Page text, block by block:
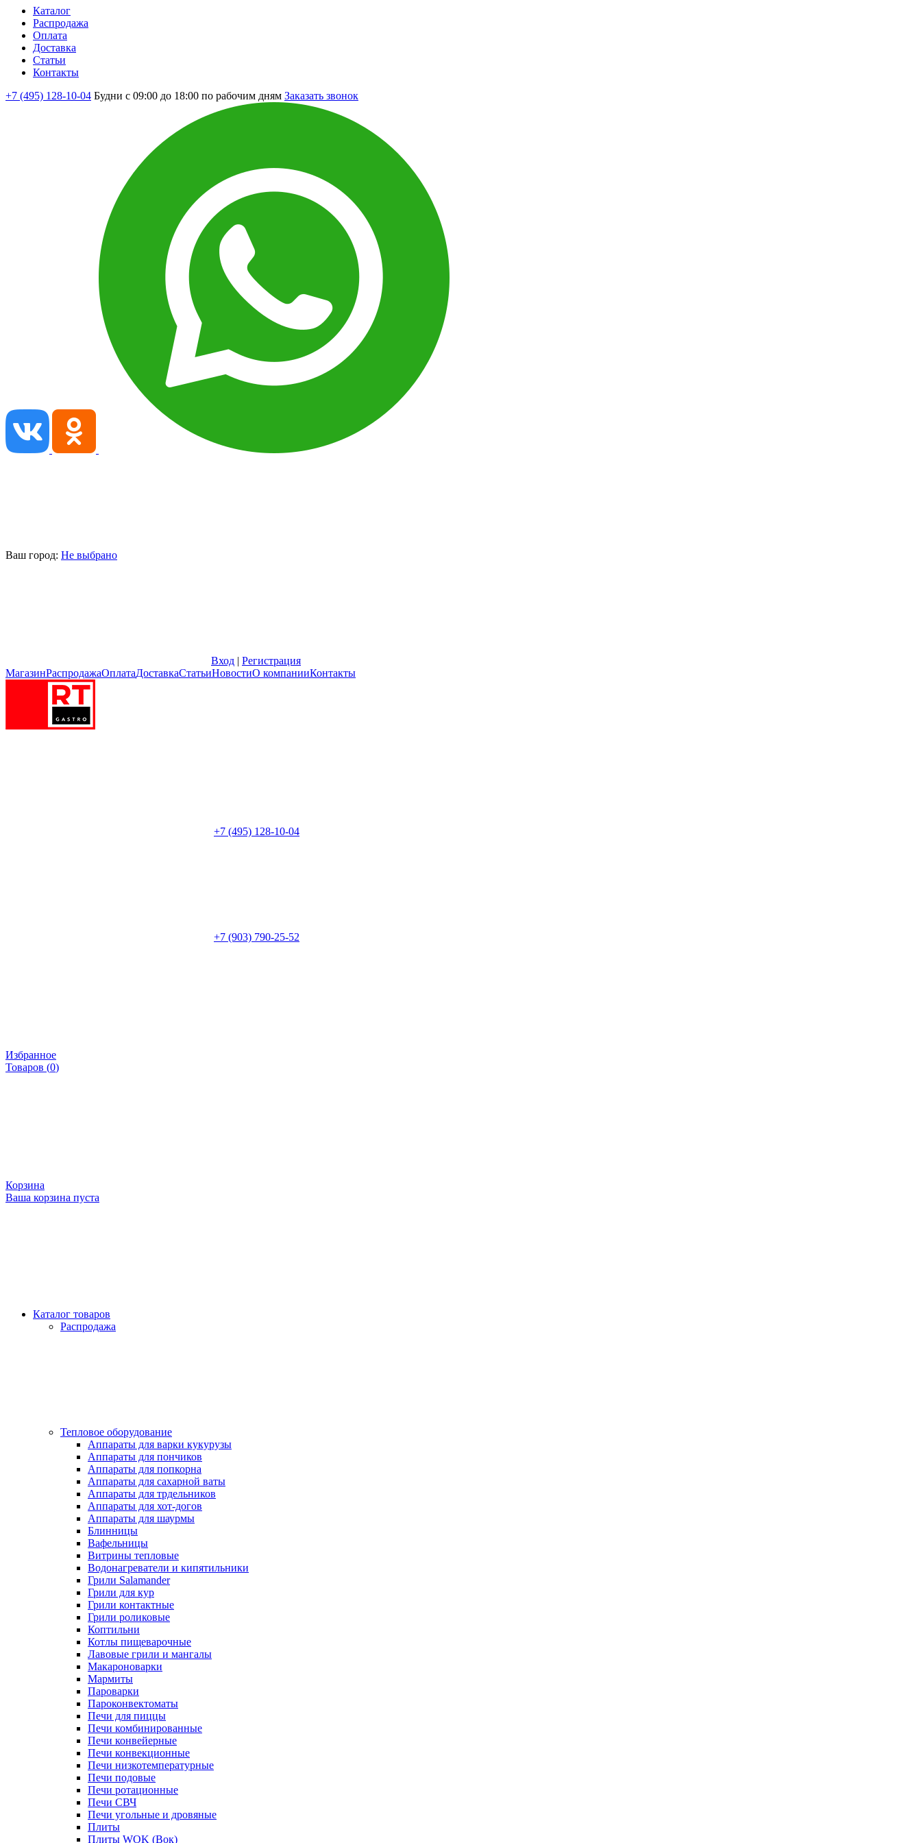
Каталог
Распродажа
Оплата
Доставка
Статьи
Контакты
+7 (495) 128-10-04 Будни с 09:00 до 18:00 по рабочим дням Заказать звонок
Ваш город: Не выбрано
Вход | Регистрация
МагазинРаспродажаОплатаДоставкаСтатьиНовостиО компанииКонтакты
+7 (495) 128-10-04
+7 (903) 790-25-52
Избранное
Товаров (0)
Корзина
Ваша корзина пуста
Каталог товаров
Распродажа
Тепловое оборудование
Аппараты для варки кукурузы
Аппараты для пончиков
Аппараты для попкорна
Аппараты для сахарной ваты
Аппараты для трдельников
Аппараты для хот-догов
Аппараты для шаурмы
Блинницы
Вафельницы
Витрины тепловые
Водонагреватели и кипятильники
Грили Salamander
Грили для кур
Грили контактные
Грили роликовые
Коптильни
Котлы пищеварочные
Лавовые грили и мангалы
Макароноварки
Мармиты
Пароварки
Пароконвектоматы
Печи для пиццы
Печи комбинированные
Печи конвейерные
Печи конвекционные
Печи низкотемпературные
Печи подовые
Печи ротационные
Печи СВЧ
Печи угольные и дровяные
Плиты
Плиты WOK (Вок)